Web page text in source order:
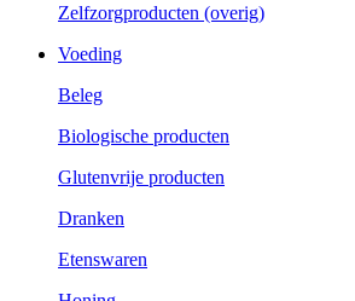
Zelfzorgproducten (overig)
Voeding
Beleg
Biologische producten
Glutenvrije producten
Dranken
Etenswaren